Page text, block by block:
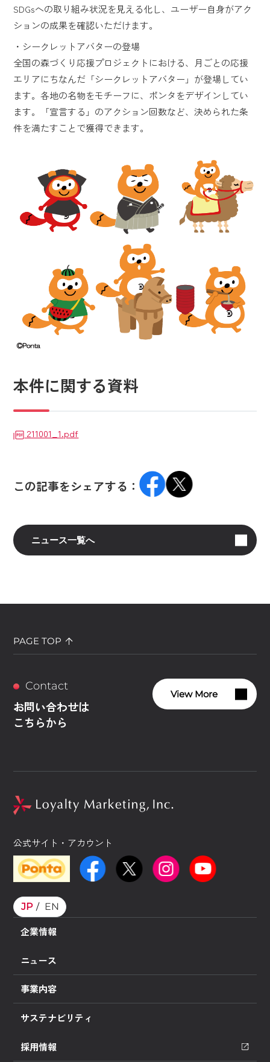
SDGsへの取り組み状況を見える化し、ユーザー自身がアク
ションの成果を確認いただけます。
・シークレットアバターの登場
全国の森づくり応援プロジェクトにおける、月ごとの応援
エリアにちなんだ「シークレットアバター」が登場してい
ます。各地の名物をモチーフに、ポンタをデザインしてい
ます。「宣言する」のアクション回数など、決められた条
件を満たすことで獲得できます。
本件に関する資料
211001_1.pdf
この記事をシェアする：
ニュース一覧へ
PAGE TOP
Contact
お問い合わせは
こちらから
View More
公式サイト・アカウント
JP EN
企業情報
ニュース
事業内容
サステナビリティ
採用情報